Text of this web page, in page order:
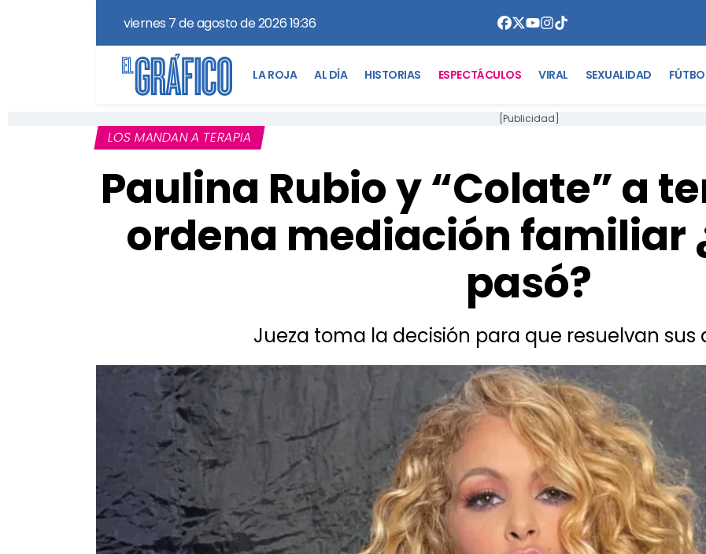
viernes 7 de agosto de 2026 19:36
LA ROJA AL DÍA HISTORIAS ESPECTÁCULOS VIRAL SEXUALIDAD
[Publicidad]
LOS MANDAN A TERAPIA
Paulina Rubio y “Colate” a
ordena mediación familiar
pasó?
Jueza toma la decisión para que resuelvan sus